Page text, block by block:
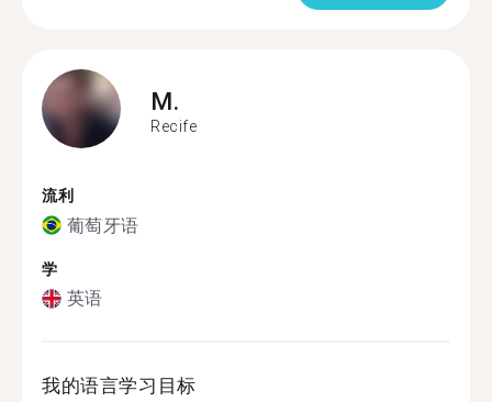
M.
Recife
流利
葡萄牙语
学
英语
我的语言学习目标